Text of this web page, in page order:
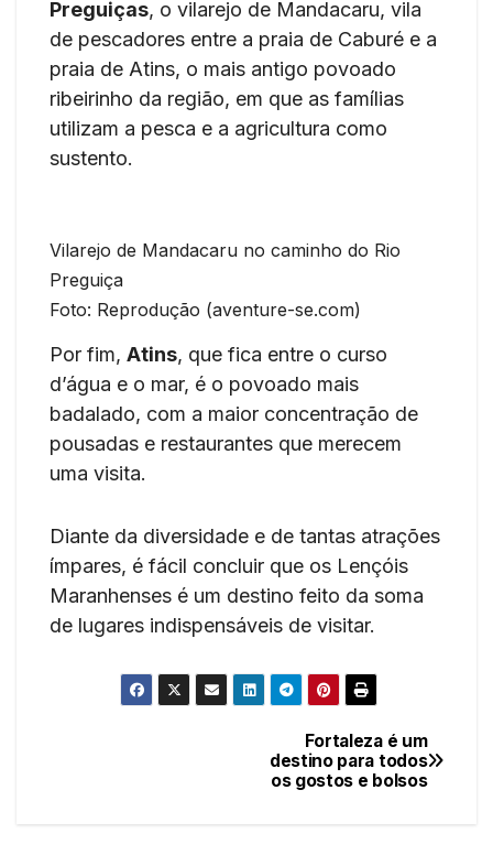
Preguiças, o vilarejo de Mandacaru, vila
de pescadores entre a praia de Caburé e a
praia de Atins, o mais antigo povoado
ribeirinho da região, em que as famílias
utilizam a pesca e a agricultura como
sustento.
Vilarejo de Mandacaru no caminho do Rio
Preguiça
Foto: Reprodução (aventure-se.com)
Por fim, Atins, que fica entre o curso
d’água e o mar, é o povoado mais
badalado, com a maior concentração de
pousadas e restaurantes que merecem
uma visita.
Diante da diversidade e de tantas atrações
ímpares, é fácil concluir que os Lençóis
Maranhenses é um destino feito da soma
de lugares indispensáveis de visitar.
Fortaleza é um
destino para todos
os gostos e bolsos